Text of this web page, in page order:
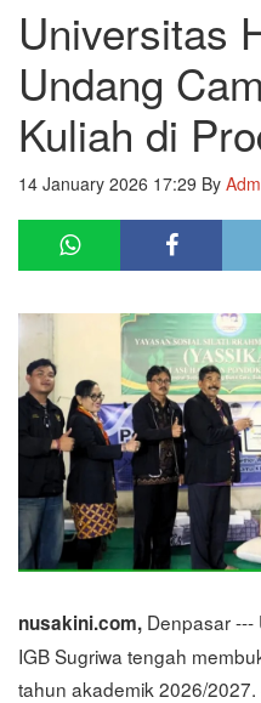
Universitas
Undang
Kuliah di
14 January 2026 17:29 By
nusakini.com, Denpasar ---
IGB Sugriwa tengah
tahun akademik 2026/